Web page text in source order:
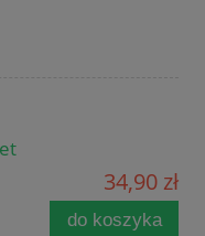
34,90 zł
do koszyka